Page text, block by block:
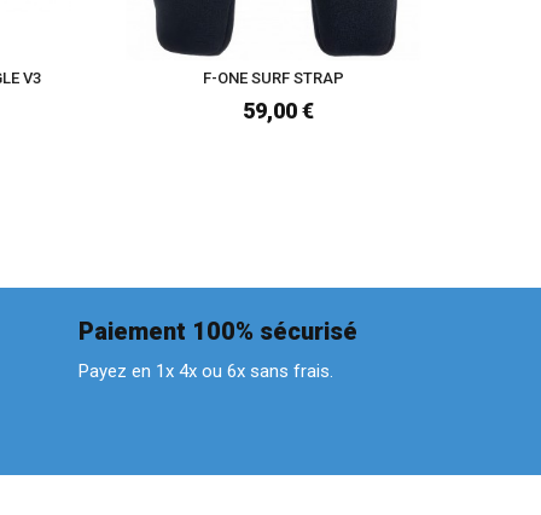
V3 F-ONE SURF STRAP
59,00 €
Paiement 100% sécurisé
Payez en 1x 4x ou 6x sans frais.